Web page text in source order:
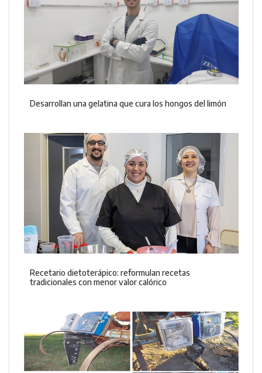
Desarrollan una gelatina que cura los hongos del limón
Recetario dietoterápico: reformulan recetas
tradicionales con menor valor calórico